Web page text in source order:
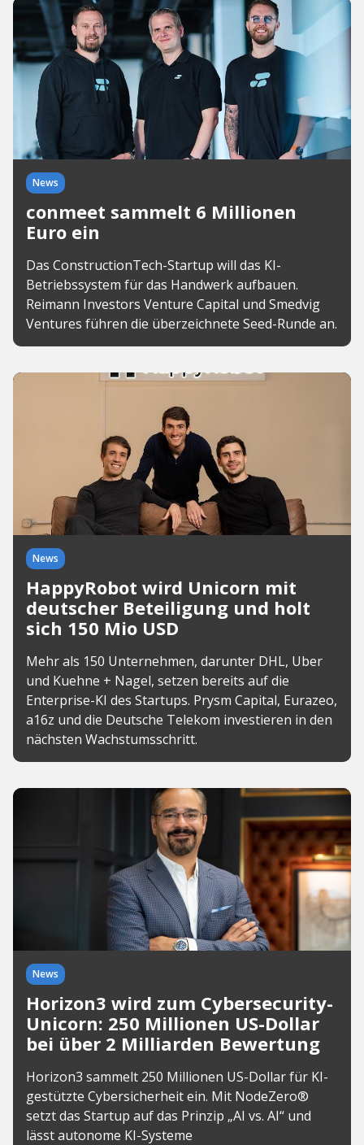
News
conmeet sammelt 6 Millionen
Euro ein
Das ConstructionTech-Startup will das KI-
Betriebssystem für das Handwerk aufbauen.
Reimann Investors Venture Capital und Smedvig
Ventures führen die überzeichnete Seed-Runde an.
News
HappyRobot wird Unicorn mit
deutscher Beteiligung und holt
sich 150 Mio USD
Mehr als 150 Unternehmen, darunter DHL, Uber
und Kuehne + Nagel, setzen bereits auf die
Enterprise-KI des Startups. Prysm Capital, Eurazeo,
a16z und die Deutsche Telekom investieren in den
nächsten Wachstumsschritt.
News
Horizon3 wird zum Cybersecurity-
Unicorn: 250 Millionen US-Dollar
bei über 2 Milliarden Bewertung
Horizon3 sammelt 250 Millionen US-Dollar für KI-
gestützte Cybersicherheit ein. Mit NodeZero®
setzt das Startup auf das Prinzip „AI vs. AI“ und
lässt autonome KI-Systeme